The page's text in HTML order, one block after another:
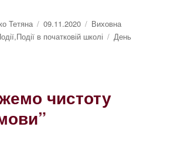
Тетяна Оприлюднено
09.11.2020 Категорії
Виховна
,Події в початковій школі Позначки
День
чистоту